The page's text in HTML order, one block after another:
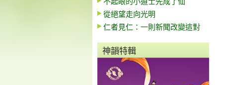
從絕望走向光明
仁者見仁：一則新聞改變這對
神韻特輯